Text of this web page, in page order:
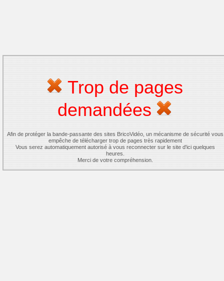
Trop de pages
demandées
Afin de protéger la bande-passante des sites BricoVidéo, un mécanisme de sécurité vous
empêche de télécharger trop de pages très rapidement
Vous serez automatiquement autorisé à vous reconnecter sur le site d'ici quelques
heures.
Merci de votre compréhension.